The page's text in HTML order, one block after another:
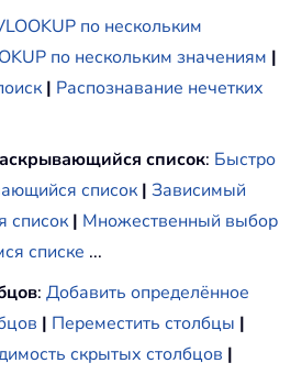
по нескольким
по нескольким значениям |
| Распознавание нечетких
список: Быстро
список | Зависимый
список | Множественный выбор
списке ...
: Добавить определённое
| Переместить столбцы |
скрытых столбцов |